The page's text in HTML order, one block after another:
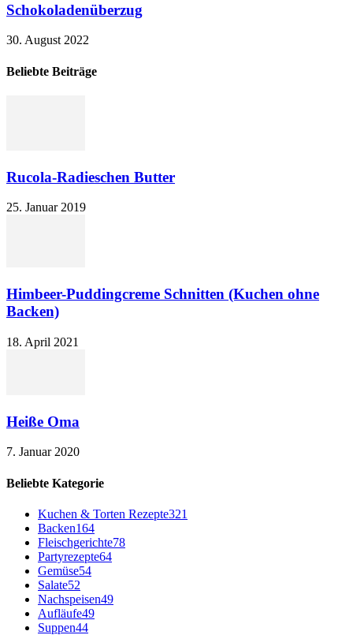
Schokoladenüberzug
30. August 2022
Beliebte Beiträge
Rucola-Radieschen Butter
25. Januar 2019
Himbeer-Puddingcreme Schnitten (Kuchen ohne
Backen)
18. April 2021
Heiße Oma
7. Januar 2020
Beliebte Kategorie
Kuchen & Torten Rezepte321
Backen164
Fleischgerichte78
Partyrezepte64
Gemüse54
Salate52
Nachspeisen49
Aufläufe49
Suppen44